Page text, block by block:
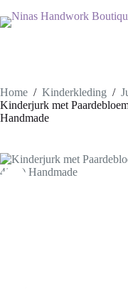
naar
de
Home / Kinderkleding /
Kinderjurk met
Handmade